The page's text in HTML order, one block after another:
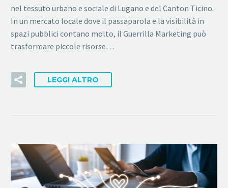
nel tessuto urbano e sociale di Lugano e del Canton Ticino.
In un mercato locale dove il passaparola e la visibilità in
spazi pubblici contano molto, il Guerrilla Marketing può
trasformare piccole risorse…
LEGGI ALTRO